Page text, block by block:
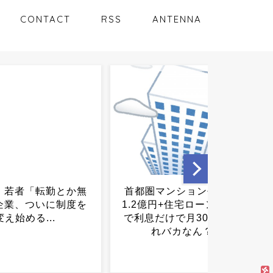
CONTACT RSS ANTENNA
ンション平均価格
宅ローン金利3%
けで月30万円←こ
【悲報】ジャンプ、ついに
98万部…全盛期653万部か
らここまで落ちる...